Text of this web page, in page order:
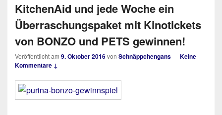
KitchenAid und jede Woche ein
Überraschungspaket mit Kinotickets
von BONZO und PETS gewinnen!
Veröffentlicht am 9. Oktober 2016von Schnäppchengans—Keine
Kommentare ↓